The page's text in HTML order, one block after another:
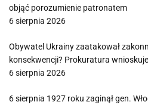
objąć porozumienie patronatem
6 sierpnia 2026
Obywatel Ukrainy zaatakował
konsekwencji? Prokuratura
6 sierpnia 2026
6 sierpnia 1927 roku zaginął gen.